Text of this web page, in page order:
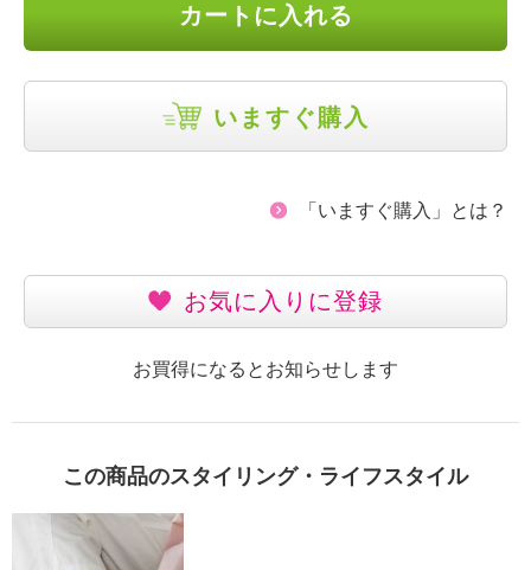
カートに入れる
いますぐ購入
「いますぐ購入」とは？
お気に入りに登録
お買得になるとお知らせします
この商品のスタイリング・ライフスタイル